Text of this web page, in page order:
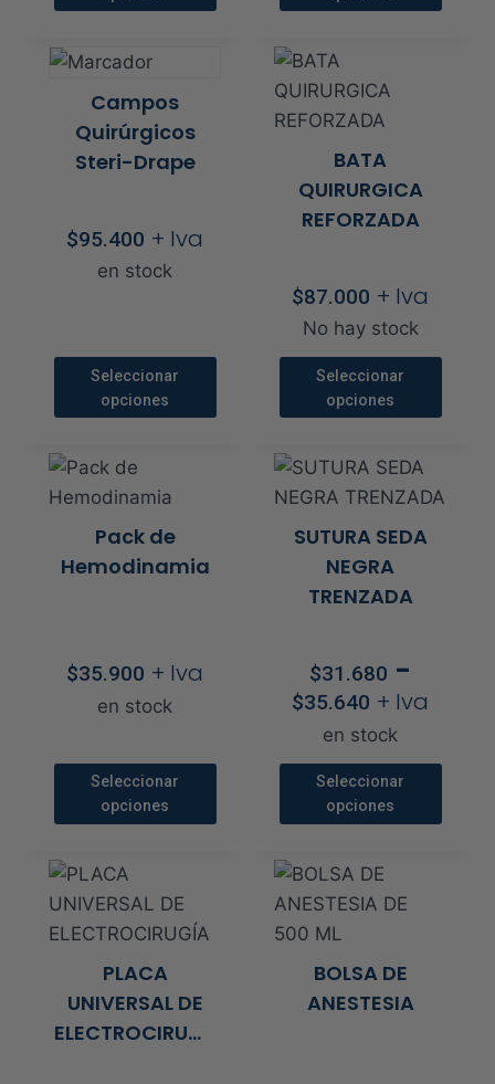
$238.000
producto
múltiples
variantes.
Las
se
pueden
la
página
de
tiene
múltiples
Las
opciones
se
elegir
en
la
página
de
Campos
Quirúrgicos
Steri-Drape
$95.400 + Iva
en stock
Seleccionar
opciones
producto
tiene
variantes.
Las
pueden
elegir
la
página
de
BATA
QUIRURGICA
REFORZADA
$87.000 + Iva
No hay stock
Seleccionar
opciones
producto
tiene
variantes.
Las
opciones
pueden
elegir
en
la
página
de
Pack de
Hemodinamia
$35.900 + Iva
en stock
Seleccionar
opciones
tiene
múltiples
Las
opciones
se
SUTURA SEDA
NEGRA
TRENZADA
$31.680 -
$35.640 Rango
de
precios:
desde
$31.680
$35.640
+ Iva
en stock
Seleccionar
opciones
producto
tiene
Las
opciones
PLACA
UNIVERSAL DE
ELECTROCIRUGÍA
BOLSA DE
ANESTESIA